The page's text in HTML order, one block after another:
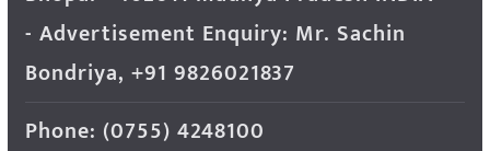
- Advertisement Enquiry: Mr. Sachin
Bondriya, +91 9826021837
Phone: (0755) 4248100